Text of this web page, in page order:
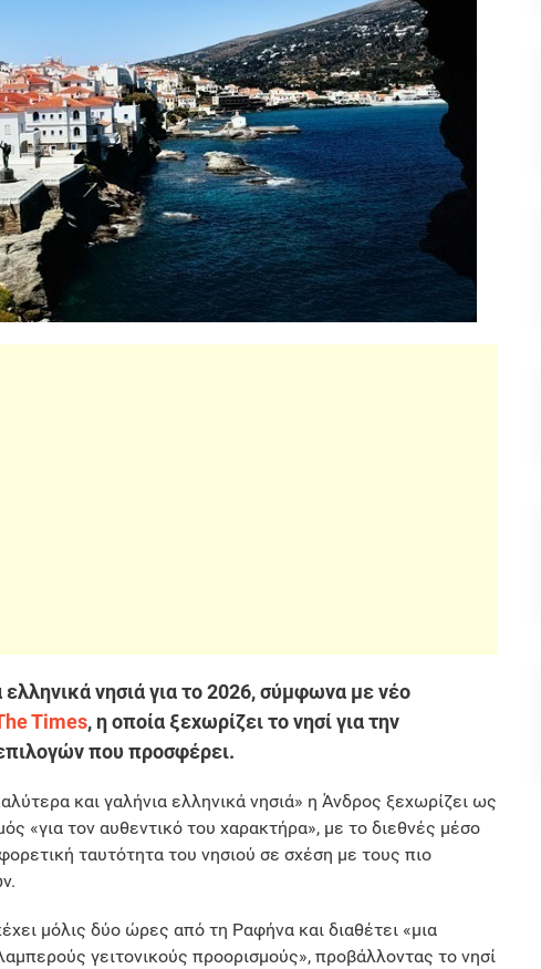
νησιά για το 2026, σύμφωνα με νέο
Times, η οποία ξεχωρίζει το νησί για την
που προσφέρει.
και γαλήνια ελληνικά νησιά» η Άνδρος ξεχωρίζει ως
«για τον αυθεντικό του χαρακτήρα», με το διεθνές μέσο
ταυτότητα του νησιού σε σχέση με τους πιο
μόλις δύο ώρες από τη Ραφήνα και διαθέτει «μια
γειτονικούς προορισμούς», προβάλλοντας το νησί